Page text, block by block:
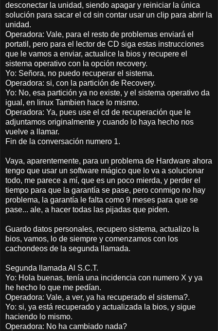
desconectar la unidad, siendo apagar y reiniciar la única
solución para sacar el cd sin contar usar un clip para abrir la
unidad.
Operadora: Vale, para el resto de problemas enviará el
portatil, pero para el lector de CD siga estas instrucciones
que le vamos a enviar, actualice la bios y recupere el
sistema operativo con la opción recovery.
Yo: Señora, no puedo recuperar el sistema.
Operadora: si, con la partición de Recovery.
Yo: No, esa partición ya no existe, y el sistema operativo da
igual, en linux Tambien hace lo mismo.
Operadora: Ya, pues use el cd de recuperación que le
adjuntamos originalmente y cuando lo haya hecho nos
vuelve a llamar.
Fin de la conversación numero 1.
Vaya, aparentemente, para un problema de Hardware ahora
tengo que usar un software mágico que lo va a solucionar
todo, me parece a mí, que es un poco mierda, y perder el
tiempo para que la garantía se pase, pero conmigo no hay
problema, la garantía le falta como 9 meses para que se
pase... ale, a hacer todas las pijadas que piden.
Guardo datos personales, recupero sistema, actualizo la
bios, vamos, lo de siempre y comenzamos con los
cachondeos de la segunda llamada.
Segunda llamada Al S.C.T.
Yo: Hola buenas, tenía una incidencia con numero X y ya
he hecho lo que me pedían.
Operadora: Vale, a ver, ya ha recuperado el sistema?.
Yo: si, ya está recuperado y actualizada la bios, y sigue
haciendo lo mismo.
Operadora: No ha cambiado nada?